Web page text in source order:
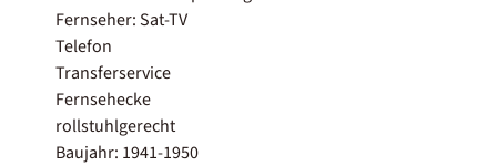
Fernseher: Sat-TV
Telefon
Transferservice
Fernsehecke
rollstuhlgerecht
Baujahr: 1941-1950